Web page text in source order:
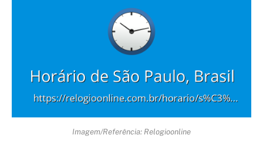
Imagem/Referência: Relogioonline